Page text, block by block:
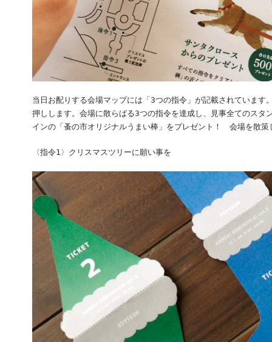
当日お配りする会場マップには「3つの指令」が記載されていま
押しします。会場に散らばる3つの指令を達成し、見事全てのス
インの「蚤の市オリジナルうまい棒」をプレゼント！ 会場を散
〈指令1〉クリスマスツリーに願い事を